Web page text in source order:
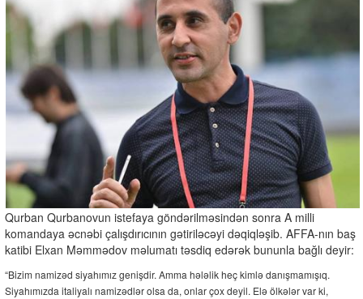
Qurban Qurbanovun istefaya göndərilməsindən sonra A milli
komandaya əcnəbi çalışdırıcının gətiriləcəyi dəqiqləşib. AFFA-nın baş
katibi Elxan Məmmədov məlumatı təsdiq edərək bununla bağlı deyir:
“Bizim namizəd siyahımız genişdir. Amma hələlik heç kimlə danışmamışıq.
Siyahımızda italiyalı namizədlər olsa da, onlar çox deyil. Elə ölkələr var ki,